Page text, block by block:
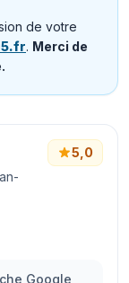
de votre
. Merci de
5,0
Google